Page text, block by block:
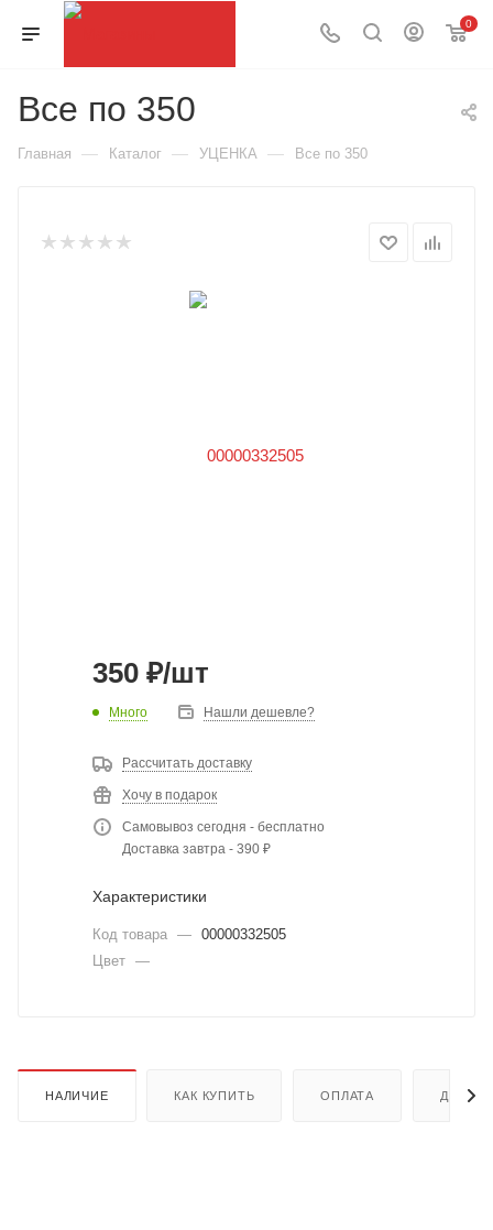
0
Все по 350
Главная — Каталог — УЦЕНКА — Все по 350
350 ₽/шт
Много Нашли дешевле?
Рассчитать доставку
Хочу в подарок
Самовывоз сегодня - бесплатно
Доставка завтра - 390 ₽
Характеристики
Код товара — 00000332505
Цвет —
НАЛИЧИЕ КАК КУПИТЬ ОПЛАТА